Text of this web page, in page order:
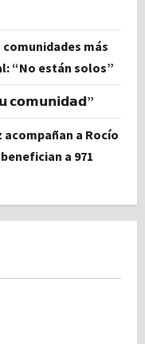
más
“No están solos”
𝗰𝗼𝗺𝘂𝗻𝗶𝗱𝗮𝗱”
a Rocío
a 971